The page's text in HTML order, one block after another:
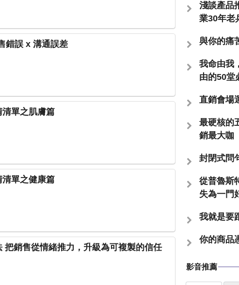
消費三大錯位 迷思 x 銷售錯誤 x 溝通誤差
清單之肌膚篇
清單之健康篇
淺談產品推廣亂
業30年老
與你的痛
我命由我
由的50堂
直銷會場
最硬核的
銷最大咖
封閉式問
從普魯斯特效
失為一門
我就是要
你的商品
影音推薦